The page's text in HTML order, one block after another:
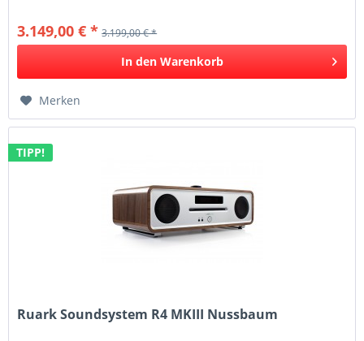
3.149,00 € * 3.199,00 € *
In den Warenkorb
Merken
TIPP!
Ruark Soundsystem R4 MKIII Nussbaum